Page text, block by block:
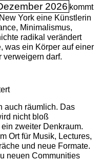
2026 kommt
York eine Künstlerin
Minimalismus,
radikal verändert
was ein Körper auf einer
verweigern darf.
auch räumlich. Das
nicht bloß
zweiter Denkraum.
Ort für Musik, Lectures,
und neue Formate.
neuen Communities